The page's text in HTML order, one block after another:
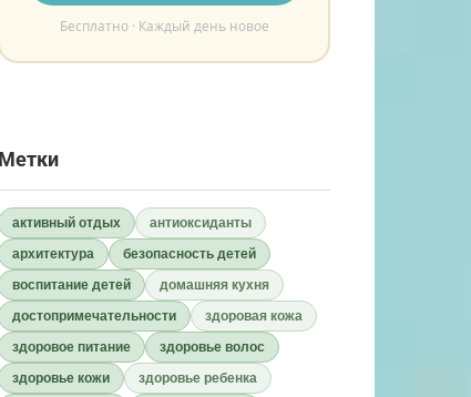
Бесплатно · Каждый день новое
Метки
активный отдых
антиоксиданты
архитектура
безопасность детей
воспитание детей
домашняя кухня
достопримечательности
здоровая кожа
здоровое питание
здоровье волос
здоровье кожи
здоровье ребенка